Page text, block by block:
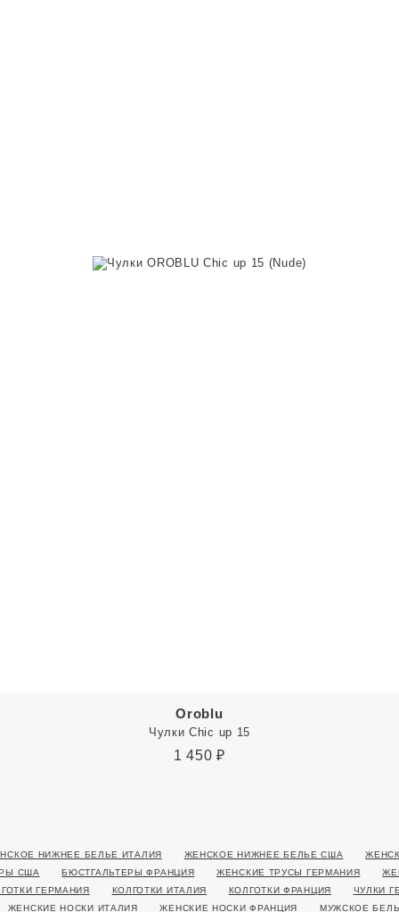
Oroblu
Чулки Chic up 15
1 450 ₽
НИЖНЕЕ БЕЛЬЕ ИТАЛИЯ ЖЕНСКОЕ НИЖНЕЕ БЕЛЬЕ США
США
БЮСТГАЛЬТЕРЫ ФРАНЦИЯ ЖЕНСКИЕ ТРУСЫ ГЕРМАНИЯ
ГЕРМАНИЯ
КОЛГОТКИ ИТАЛИЯ КОЛГОТКИ ФРАНЦИЯ ЧУЛКИ
ЖЕНСКИЕ НОСКИ ИТАЛИЯ
ЖЕНСКИЕ НОСКИ ФРАНЦИЯ МУЖСКОЕ